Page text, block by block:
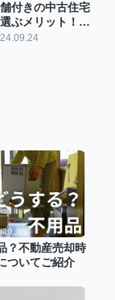
付きの中古住宅
ぶメリット！注
・選び方のポイ
？不動産売却時
ついてご紹介